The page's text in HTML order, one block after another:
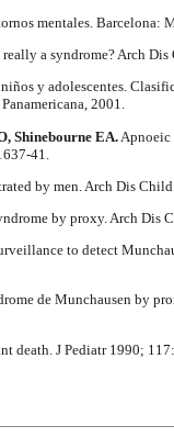
mentales. Barcelona:
a syndrome? Arch
y adolescentes.
2001.
Shinebourne EA. Apnoeic
41.
by men. Arch Dis
by proxy. Arch Dis
to detect
de Munchausen by
death. J Pediatr 1990;